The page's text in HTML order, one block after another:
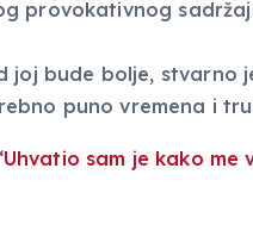
provokativnog
joj bude bolje, stvarno
puno vremena i